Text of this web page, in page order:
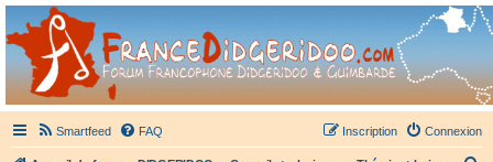
France Didgeridoo
Didgeridoo et Guimbarde sur France Didgeridoo - retrouvez la communauté.
Smartfeed FAQ Connexion
Inscription